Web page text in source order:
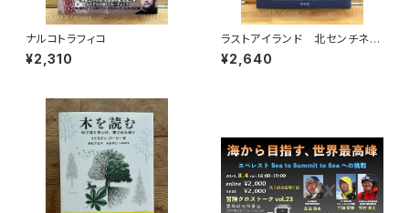
ナルコトラフィコ
¥2,310
ラストアイランド 北センチネル
島 なぜ外界との接触を拒み続
けるのか
¥2,640